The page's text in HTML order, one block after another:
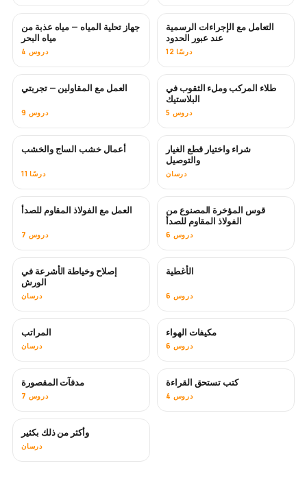
قريبًا
جهاز تحلية المياه — مياه عذبة من
مياه البحر
4 دروس
التعامل مع الإجراءات الرسمية
عند عبور الحدود
12 درسًا
قريبًا
العمل مع المقاولين — تجربتي
9 دروس
قريبًا
طلاء المركب وملء الثقوب في
البلاستيك
5 دروس
أعمال خشب الساج والخشب
11 درسًا
قريبًا
شراء واختيار قطع الغيار
والتوصيل
درسان
قريبًا
العمل مع الفولاذ المقاوم للصدأ
7 دروس
قوس المؤخرة المصنوع من
الفولاذ المقاوم للصدأ
6 دروس
قريبًا
إصلاح وخياطة الأشرعة في
الورش
درسان
الأغطية
6 دروس
المراتب
درسان
قريبًا
مكيفات الهواء
6 دروس
قريبًا
مدفآت المقصورة
7 دروس
قريبًا
كتب تستحق القراءة
4 دروس
قريبًا
وأكثر من ذلك بكثير
درسان